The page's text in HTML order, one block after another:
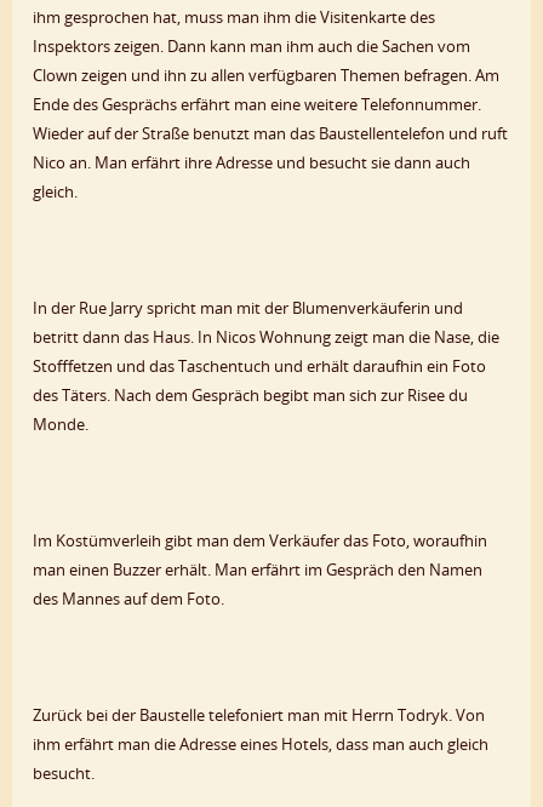
ihm gesprochen hat, muss man ihm die Visitenkarte des
Inspektors zeigen. Dann kann man ihm auch die Sachen vom
Clown zeigen und ihn zu allen verfügbaren Themen befragen. Am
Ende des Gesprächs erfährt man eine weitere Telefonnummer.
Wieder auf der Straße benutzt man das Baustellentelefon und ruft
Nico an. Man erfährt ihre Adresse und besucht sie dann auch
gleich.
In der Rue Jarry spricht man mit der Blumenverkäuferin und
betritt dann das Haus. In Nicos Wohnung zeigt man die Nase, die
Stofffetzen und das Taschentuch und erhält daraufhin ein Foto
des Täters. Nach dem Gespräch begibt man sich zur Risee du
Monde.
Im Kostümverleih gibt man dem Verkäufer das Foto, woraufhin
man einen Buzzer erhält. Man erfährt im Gespräch den Namen
des Mannes auf dem Foto.
Zurück bei der Baustelle telefoniert man mit Herrn Todryk. Von
ihm erfährt man die Adresse eines Hotels, dass man auch gleich
besucht.